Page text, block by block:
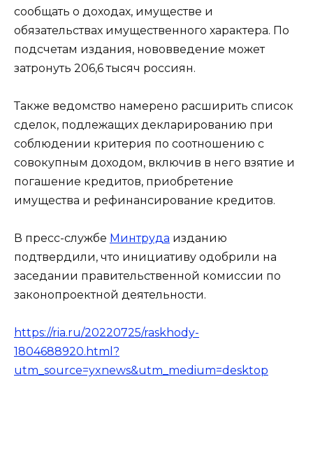
сообщать о доходах, имуществе и
обязательствах имущественного характера. По
подсчетам издания, нововведение может
затронуть 206,6 тысяч россиян.
Также ведомство намерено расширить список
сделок, подлежащих декларированию при
соблюдении критерия по соотношению с
совокупным доходом, включив в него взятие и
погашение кредитов, приобретение
имущества и рефинансирование кредитов.
В пресс-службе Минтруда изданию
подтвердили, что инициативу одобрили на
заседании правительственной комиссии по
законопроектной деятельности.
https://ria.ru/20220725/raskhody-
1804688920.html?
utm_source=yxnews&utm_medium=desktop